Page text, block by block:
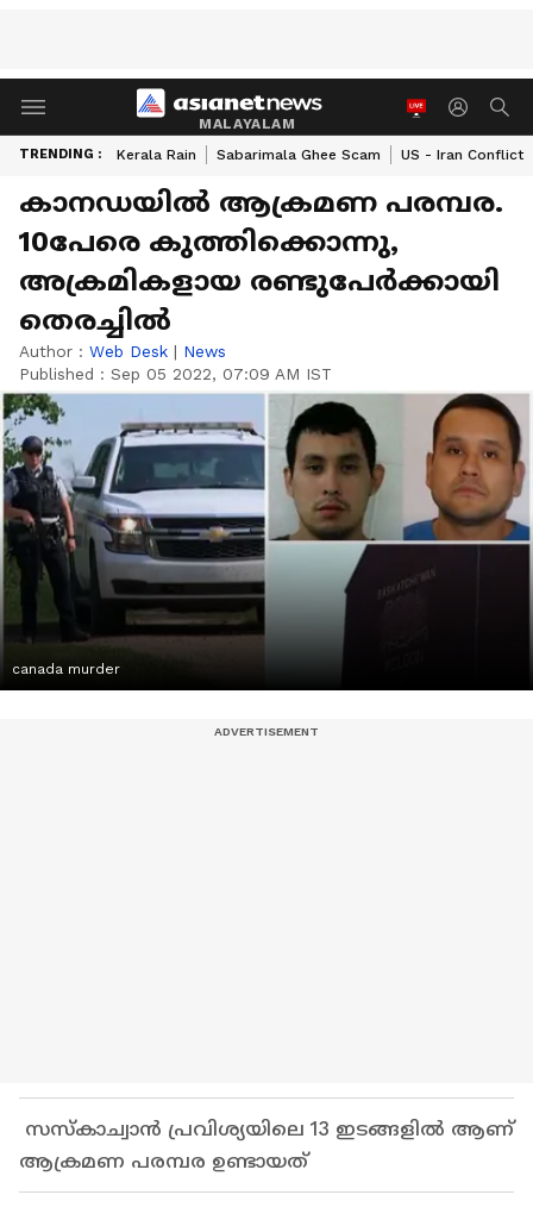
MALAYALAM
TRENDING : Kerala Rain Sabarimala Ghee Scam US - Iran Conflict
കാനഡയിൽ ആക്രമണ പരമ്പര.
10പേരെ കുത്തിക്കൊന്നു,
അക്രമികളായ രണ്ടുപേർക്കായി
തെരച്ചിൽ
Author : Web Desk | News
Published : Sep 05 2022, 07:09 AM IST
canada murder
സസ്കാച്വാൻ പ്രവിശ്യയിലെ 13 ഇടങ്ങളിൽ ആണ്
ആക്രമണ പരമ്പര ഉണ്ടായത്